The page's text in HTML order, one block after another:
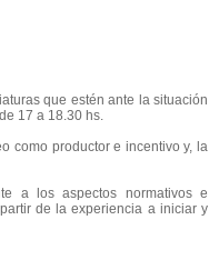
que estén ante la situación
17 a 18.30 hs.
como productor e incentivo y, la
a los aspectos normativos e
de la experiencia a iniciar y